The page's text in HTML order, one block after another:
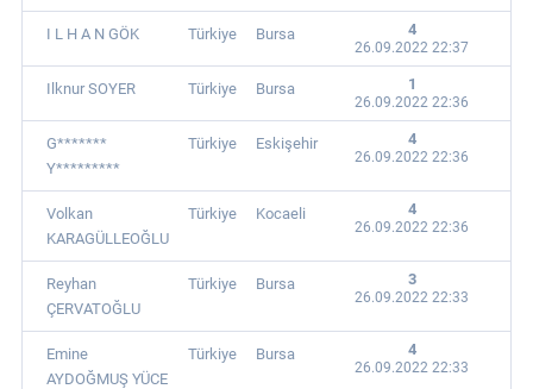
I L H A N GÖK Türkiye Bursa 4
26.09.2022 22:37
Ilknur SOYER Türkiye Bursa 1
26.09.2022 22:36
G*******
Y*********
Türkiye Eskişehir 4
26.09.2022 22:36
Volkan
KARAGÜLLEOĞLU
Türkiye Kocaeli 4
26.09.2022 22:36
Reyhan
ÇERVATOĞLU
Türkiye Bursa 3
26.09.2022 22:33
Emine
AYDOĞMUŞ YÜCE
Türkiye Bursa 4
26.09.2022 22:33